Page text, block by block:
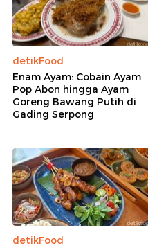
detikFood
Enam Ayam: Cobain Ayam
Pop Abon hingga Ayam
Goreng Bawang Putih di
Gading Serpong
detikFood